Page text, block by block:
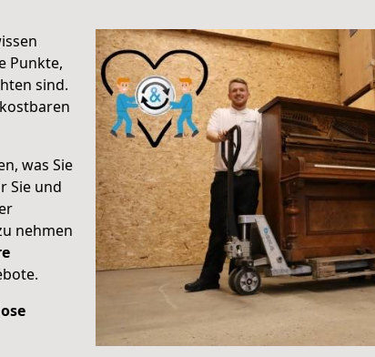
Punkte,
sind.
was Sie
Sie und
nehmen